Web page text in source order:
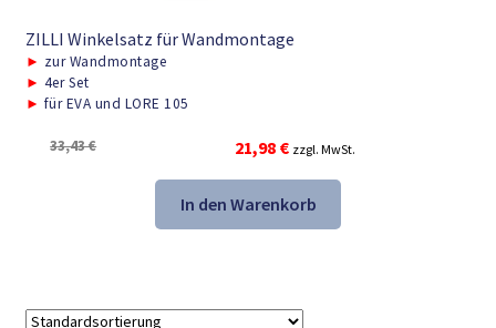
ZILLI Winkelsatz für Wandmontage
► zur Wandmontage
► 4er Set
► für EVA und LORE 105
33,43€
Ursprünglicher
Preis
war:
33,43 €
21,98 €Aktueller
Preis
ist:
21,98 €.
zzgl. MwSt.
In den Warenkorb